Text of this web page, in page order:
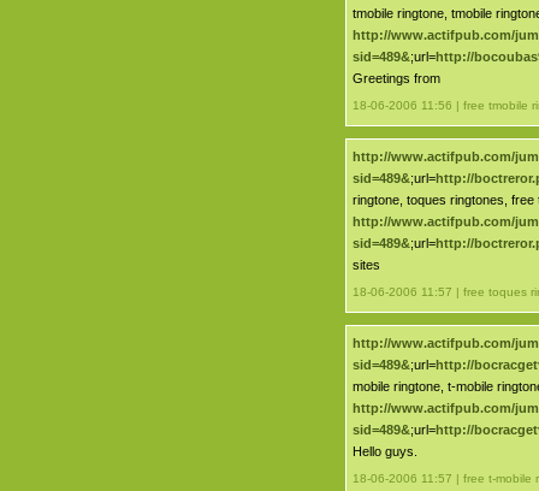
tmobile ringtone, tmobile
http://www.actifpub.com/
sid=489&;url=http://
Greetings from
18-06-2006 11:56 | free tmobile
http://www.actifpub.com/
sid=489&;url=http://
ringtone, toques ringtones,
http://www.actifpub.com/
sid=489&;url=http://
sites
18-06-2006 11:57 | free toques
http://www.actifpub.com/
sid=489&;url=http://
mobile ringtone, t-mobile
http://www.actifpub.com/
sid=489&;url=http://
Hello guys.
18-06-2006 11:57 | free t-mobile